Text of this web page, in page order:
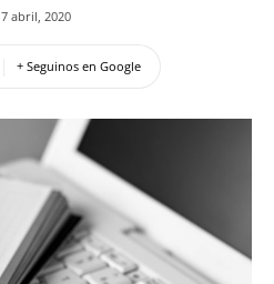
7 abril, 2020
+ Seguinos en Google